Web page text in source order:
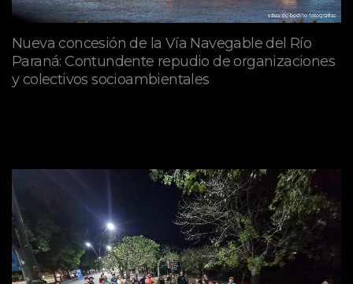
Nueva concesión de la Vía Navegable del Río
Paraná: Contundente repudio de organizaciones
y colectivos socioambientales